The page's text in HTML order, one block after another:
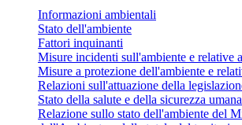
Informazioni ambientali
Stato dell'ambiente
Fattori inquinanti
Misure incidenti sull'ambiente e relative
Misure a protezione dell'ambiente e
Relazioni sull'attuazione della
Stato della salute e della sicurezza umana
Relazione sullo stato dell'ambiente del